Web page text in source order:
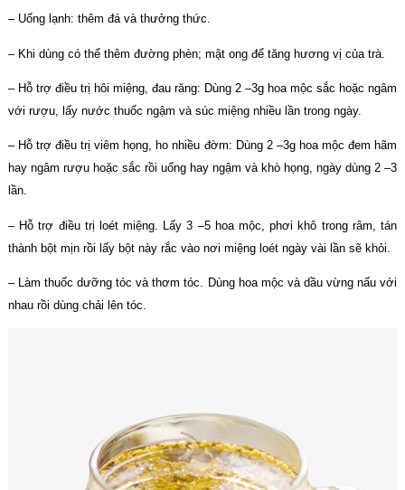
– Uống lạnh: thêm đá và thưởng thức.
– Khi dùng có thể thêm đường phèn; mật ong để tăng hương vị của trà.
– Hỗ trợ điều trị hôi miệng, đau răng: Dùng 2 –3g hoa mộc sắc hoặc ngâm
với rượu, lấy nước thuốc ngậm và súc miệng nhiều lần trong ngày.
– Hỗ trợ điều trị viêm họng, ho nhiều đờm: Dùng 2 –3g hoa mộc đem hãm
hay ngâm rượu hoặc sắc rồi uống hay ngậm và khò họng, ngày dùng 2 –3
lần.
– Hỗ trợ điều trị loét miệng. Lấy 3 –5 hoa mộc, phơi khô trong râm, tán
thành bột mịn rồi lấy bột này rắc vào nơi miệng loét ngày vài lần sẽ khỏi.
– Làm thuốc dưỡng tóc và thơm tóc. Dùng hoa mộc và dầu vừng nấu với
nhau rồi dùng chải lên tóc.